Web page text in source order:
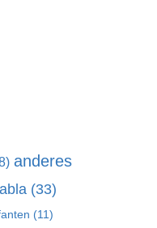
anderes
(33)
(11)